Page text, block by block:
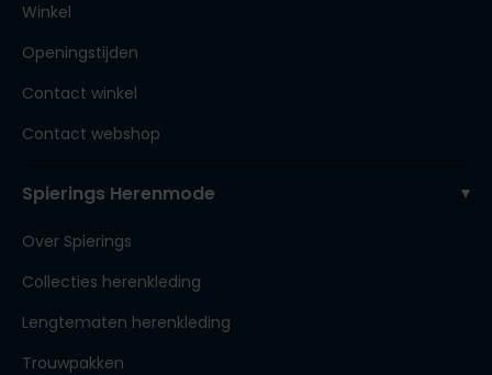
Winkel
Openingstijden
Contact winkel
Contact webshop
Spierings Herenmode
Over Spierings
Collecties herenkleding
Lengtematen herenkleding
Trouwpakken